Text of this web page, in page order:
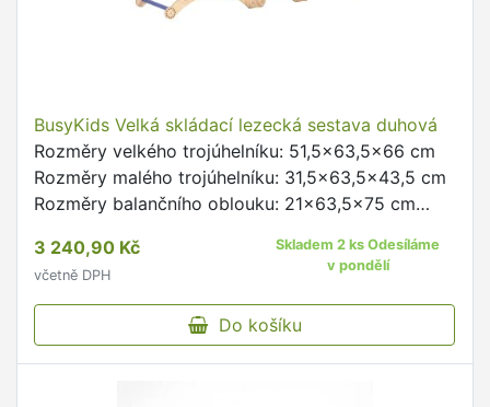
BusyKids Velká skládací lezecká sestava duhová
Rozměry velkého trojúhelníku: 51,5x63,5x66 cm
Rozměry malého trojúhelníku: 31,5x63,5x43,5 cm
Rozměry balančního oblouku: 21x63,5x75 cm
Nosnost: 80 kg Vyrobeno …
3 240,90 Kč
včetně DPH
Skladem 2 ks Odesíláme
v pondělí
Do košíku